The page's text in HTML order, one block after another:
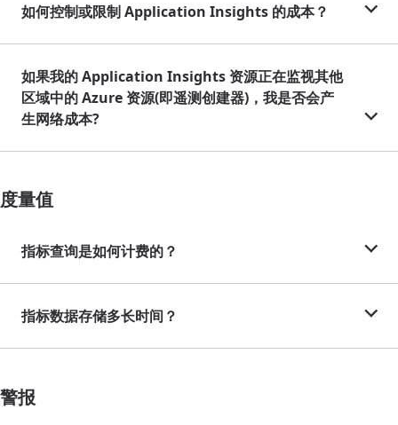
如何控制或限制 Application Insights 的成本？
如果我的 Application Insights 资源正在监视其他
区域中的 Azure 资源(即遥测创建器)，我是否会产
生网络成本?
度量值
指标查询是如何计费的？
指标数据存储多长时间？
警报